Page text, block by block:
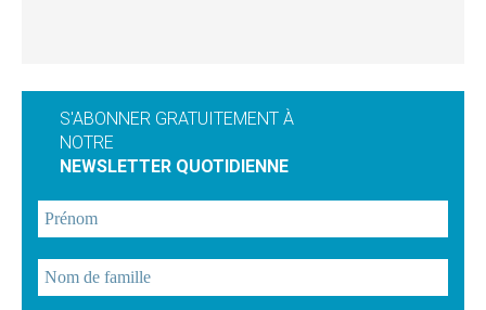
S'ABONNER GRATUITEMENT À
NOTRE
NEWSLETTER QUOTIDIENNE